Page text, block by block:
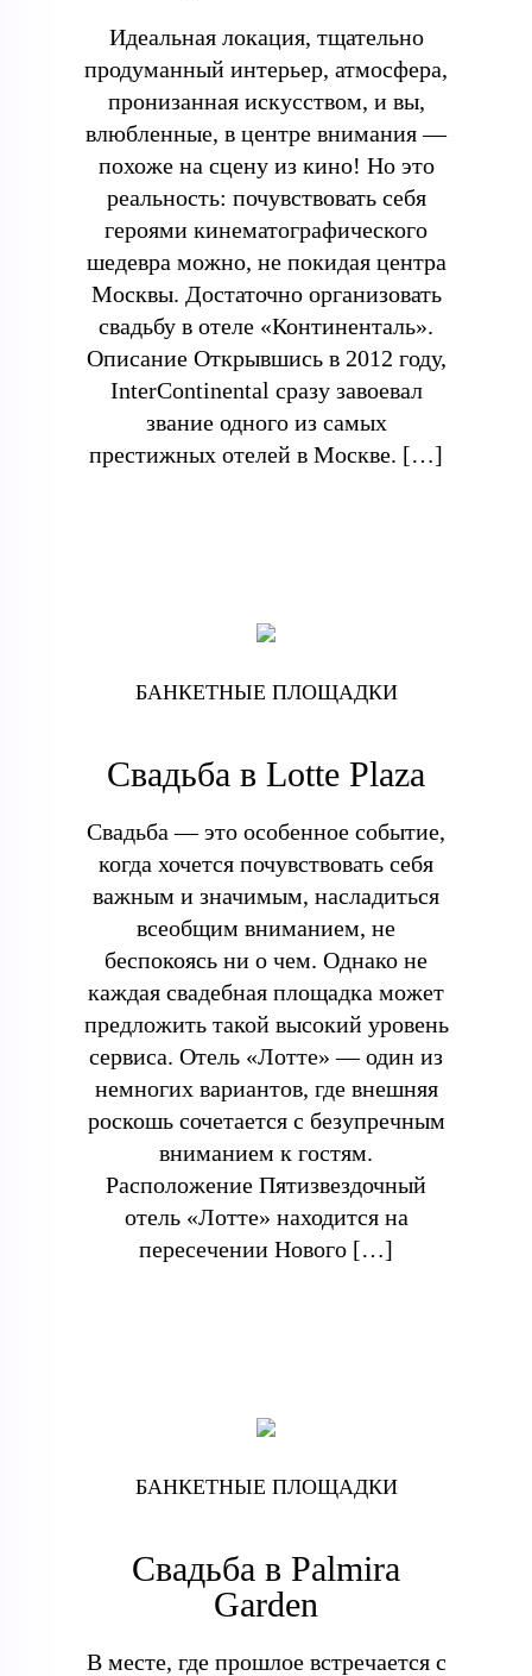
Идеальная локация, тщательно
продуманный интерьер, атмосфера,
пронизанная искусством, и вы,
влюбленные, в центре внимания —
похоже на сцену из кино! Но это
реальность: почувствовать себя
героями кинематографического
шедевра можно, не покидая центра
Москвы. Достаточно организовать
свадьбу в отеле «Континенталь».
Описание Открывшись в 2012 году,
InterContinental сразу завоевал
звание одного из самых
престижных отелей в Москве. […]
БАНКЕТНЫЕ ПЛОЩАДКИ
Свадьба в Lotte Plaza
Свадьба — это особенное событие,
когда хочется почувствовать себя
важным и значимым, насладиться
всеобщим вниманием, не
беспокоясь ни о чем. Однако не
каждая свадебная площадка может
предложить такой высокий уровень
сервиса. Отель «Лотте» — один из
немногих вариантов, где внешняя
роскошь сочетается с безупречным
вниманием к гостям.
Расположение Пятизвездочный
отель «Лотте» находится на
пересечении Нового […]
БАНКЕТНЫЕ ПЛОЩАДКИ
Свадьба в Palmira
Garden
В месте, где прошлое встречается с